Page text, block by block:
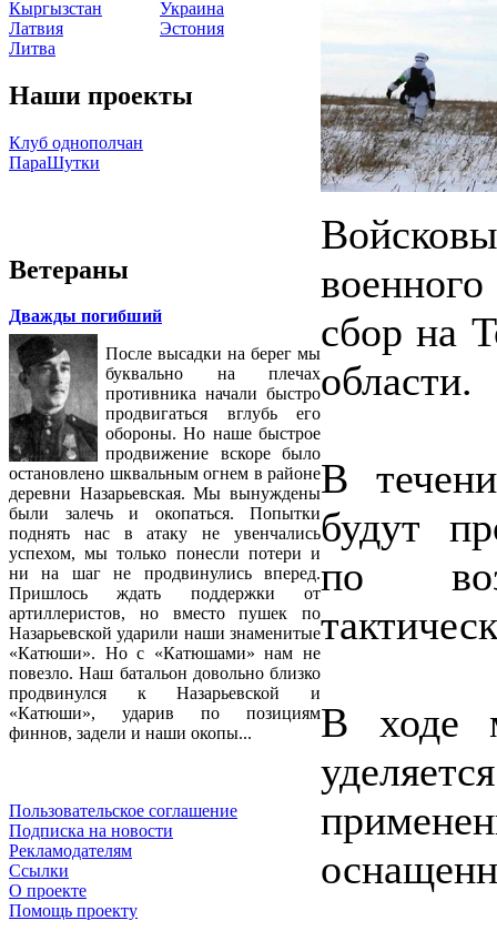
Кыргызстан
Латвия
Литва
Украина
Эстония
Наши проекты
Клуб однополчан
ПараШутки
Ветераны
Дважды погибший
После высадки на берег мы
буквально на плечах
противника начали быстро
продвигаться вглубь его
обороны. Но наше быстрое
продвижение вскоре было
остановлено шквальным огнем в районе
деревни Назарьевская. Мы вынуждены
были залечь и окопаться. Попытки
поднять нас в атаку не увенчались
успехом, мы только понесли потери и
ни на шаг не продвинулись вперед.
Пришлось ждать поддержки от
артиллеристов, но вместо пушек по
Назарьевской ударили наши знаменитые
«Катюши». Но с «Катюшами» нам не
повезло. Наш батальон довольно близко
продвинулся к Назарьевской и
«Катюши», ударив по позициям
финнов, задели и наши окопы...
Пользовательское соглашение
Подписка на новости
Рекламодателям
Ссылки
О проекте
Помощь проекту
сбор на
области.
В
будут
по
В ходе